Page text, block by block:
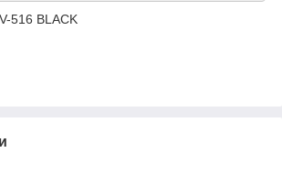
516 BLACK